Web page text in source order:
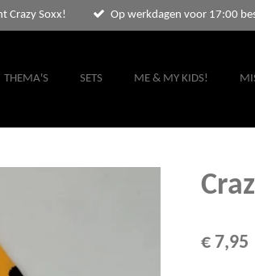
Crazy Soxx! Op werkdagen voor 17:00
THEMA'S SETS ME & MY KIDS!
€ 7,95